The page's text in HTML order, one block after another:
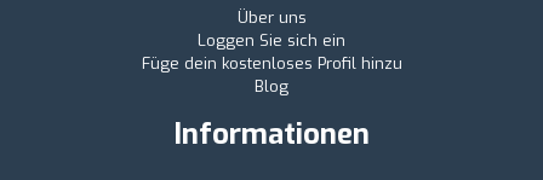
Über uns
Loggen Sie sich ein
Füge dein kostenloses Profil hinzu
Blog
Informationen